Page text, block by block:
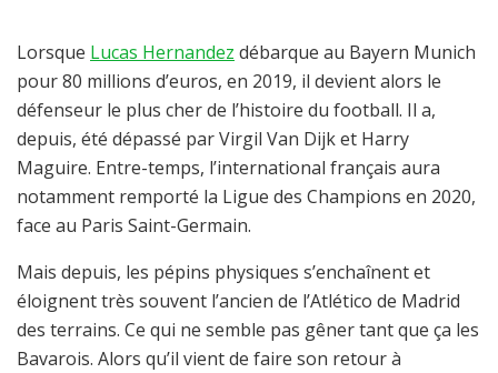
Lorsque Lucas Hernandez débarque au Bayern Munich
pour 80 millions d’euros, en 2019, il devient alors le
défenseur le plus cher de l’histoire du football. Il a,
depuis, été dépassé par Virgil Van Dijk et Harry
Maguire. Entre-temps, l’international français aura
notamment remporté la Ligue des Champions en 2020,
face au Paris Saint-Germain.
Mais depuis, les pépins physiques s’enchaînent et
éloignent très souvent l’ancien de l’Atlético de Madrid
des terrains. Ce qui ne semble pas gêner tant que ça les
Bavarois. Alors qu’il vient de faire son retour à